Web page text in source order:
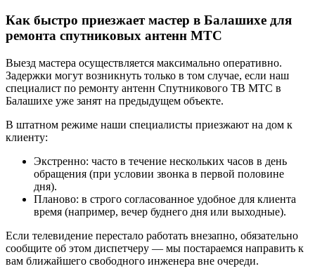
Как быстро приезжает мастер в Балашихе для
ремонта спутниковых антенн МТС
Выезд мастера осуществляется максимально оперативно.
Задержки могут возникнуть только в том случае, если наш
специалист по ремонту антенн Спутникового ТВ МТС в
Балашихе уже занят на предыдущем объекте.
В штатном режиме наши специалисты приезжают на дом к
клиенту:
Экстренно: часто в течение нескольких часов в день
обращения (при условии звонка в первой половине
дня).
Планово: в строго согласованное удобное для клиента
время (например, вечер буднего дня или выходные).
Если телевидение перестало работать внезапно, обязательно
сообщите об этом диспетчеру — мы постараемся направить к
вам ближайшего свободного инженера вне очереди.